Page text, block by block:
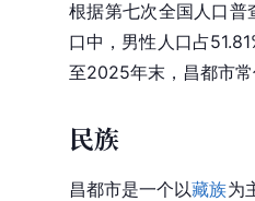
根据第七次全国人口
口中，男性人口占
至2025年末，昌都市
民族
昌都市是一个以藏族为